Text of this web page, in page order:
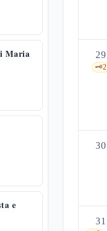
Maria
e
29
🗝️2
30
31